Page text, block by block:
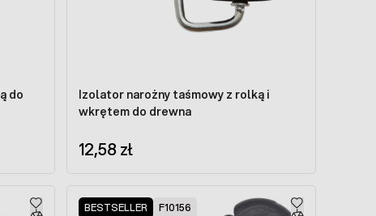
do
Izolator narożny taśmowy z rolką i
wkrętem do drewna
12,58 zł
BESTSELLER F10156